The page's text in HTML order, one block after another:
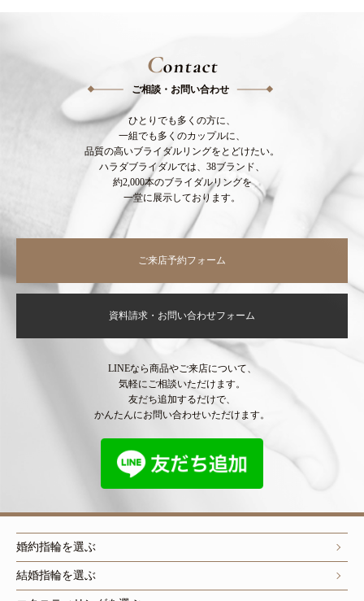
Contact
ご相談・お問い合わせ
ひとりでも多くの方に、
一組でも多くのカップルに、
品質の高いブライダルリングをとどけたい。
ハラダブライダルでは、38ブランド、
約2,000本のブライダルリングを
一堂に展示しております。
ご来店予約フォーム
資料請求・お問い合わせフォーム
LINEなら商品やご来店について、
気軽にご相談いただけます。
友だち追加するだけで、
かんたんにお問い合わせいただけます。
婚約指輪を選ぶ
結婚指輪を選ぶ